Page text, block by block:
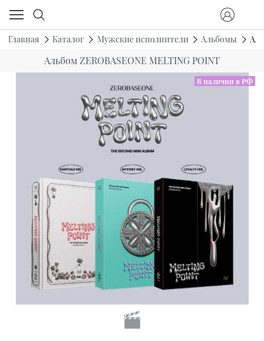
Главная Каталог Мужские исполнители Альбомы
Альбом ZEROBASEONE MELTING POINT
В наличии в РФ